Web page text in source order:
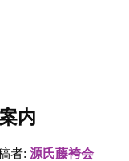
内
者: 源氏藤袴会